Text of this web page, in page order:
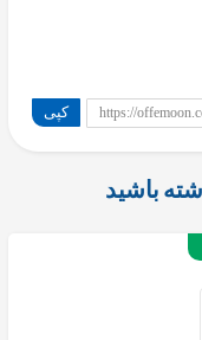
https:// کپی
باشید